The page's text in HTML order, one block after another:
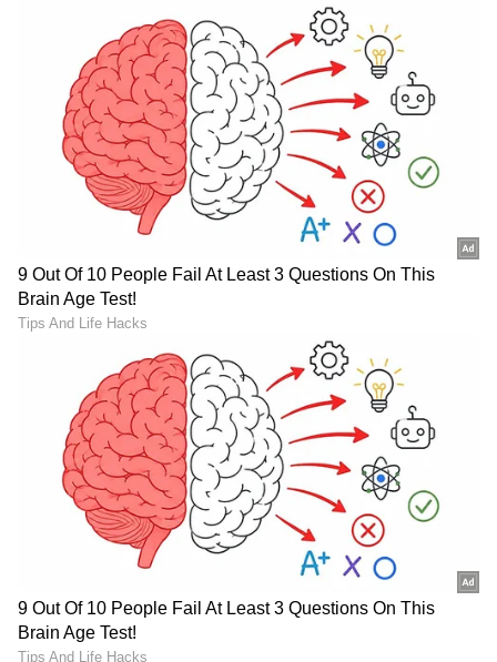
ಮೀನ ರಾಶಿ (Pisces): ಓದುತ್ತಿರುವವರಿಗೆ ಮುಂದಿನ ವಾರ
ಯಶಸ್ವಿ ಸಮಯ . ಆದ್ದರಿಂದ ಗಮನದಲ್ಲಿರಿ. ನಿಮ್ಮ
ವ್ಯಕ್ತಿತ್ವದಲ್ಲಿ ಆಶ್ಚರ್ಯಕರ ಬದಲಾವಣೆ ಉಂಟಾಗುತ್ತದೆ.
ಮನೆಯಲ್ಲಿ ಮಾತನಾಡುವುದು ಸಂಘರ್ಷದ ಸ್ಥಿತಿಗೆ
ಕಾರಣವಾಗಬಹುದು. ಕೆಲವೊಮ್ಮೆ ನಿಮ್ಮ ಹಠಮಾರಿ
ಸ್ವಭಾವವು ಇತರರಿಗೆ ತೊಂದರೆ ಉಂಟುಮಾಡಬಹುದು.
ಆದ್ದರಿಂದ ಸ್ವಲ್ಪ ನಮ್ಯತೆಯನ್ನು ಕಾಪಾಡಿಕೊಳ್ಳಿ ಸಂಗಾತಿಯ
ನಿರ್ಲಕ್ಷ್ಯ ಮಾಡಬೇಡಿ.